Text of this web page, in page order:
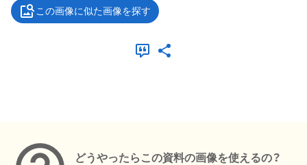
この画像に似た画像を探す
どうやったらこの資料の画像を使えるの？